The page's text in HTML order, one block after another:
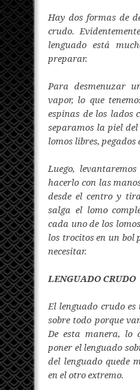
Hay dos formas de
crudo.
lenguado está
preparar.
Para desmenuzar
vapor, lo que
espinas de los lados
separamos la piel
lomos libres,
Luego,
hacerlo con las
desde el centro y
salga el lomo
cada uno de los
los trocitos en un bol
necesitar.
LENGUADO CRUDO
El lenguado crudo
sobre todo porque
De esta manera, lo
poner el lenguado
del lenguado quede
en el otro extremo.